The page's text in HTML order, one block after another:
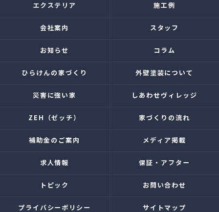
エクステリア 施工例
会社案内 スタッフ
お知らせ コラム
ひらけんの家づくり 外壁塗装について
災害に強い家 しあわせヴィレッジ
ZEH（ゼッチ） 家づくりの流れ
補助金のご案内 メディア掲載
求人情報 保証・アフター
トピック お問い合わせ
プライバシーポリシー サイトマップ